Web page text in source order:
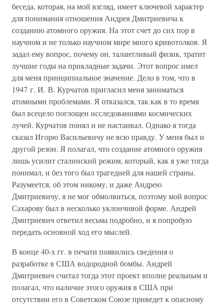
беседа, которая, на мой взгляд, имеет ключевой характер
для понимания отношения Андрея Дмитриевича к
созданию атомного оружия. На этот счет до сих пор в
научном и не только научном мире много кривотолков. Я
задал ему вопрос, почему он, талантливый физик, тратит
лучшие годы на прикладные задачи. Этот вопрос имел
для меня принципиальное значение. Дело в том, что в
1947 г. И. В. Курчатов пригласил меня заниматься
атомными проблемами. Я отказался, так как в то время
был всецело поглощен исследованиями космических
лучей. Курчатов понял и не настаивал. Однако я тогда
сказал Игорю Васильевичу не всю правду. У меня был и
другой резон. Я полагал, что создание атомного оружия
лишь усилит сталинский режим, который, как я уже тогда
понимал, и без того был трагедией для нашей страны.
Разумеется, об этом никому, и даже Андрею
Дмитриевичу, я не мог обмолвиться, поэтому мой вопрос
Сахарову был в несколько уклончивой форме. Андрей
Дмитриевич ответил весьма подробно, и я попробую
передать основной ход его мыслей.
В конце 40-х гг. в печати появились сведения о
разработке в США водородной бомбы. Андрей
Дмитриевич считал тогда этот проект вполне реальным и
полагал, что наличие этого оружия в США при
отсутствии его в Советском Союзе приведет к опасному